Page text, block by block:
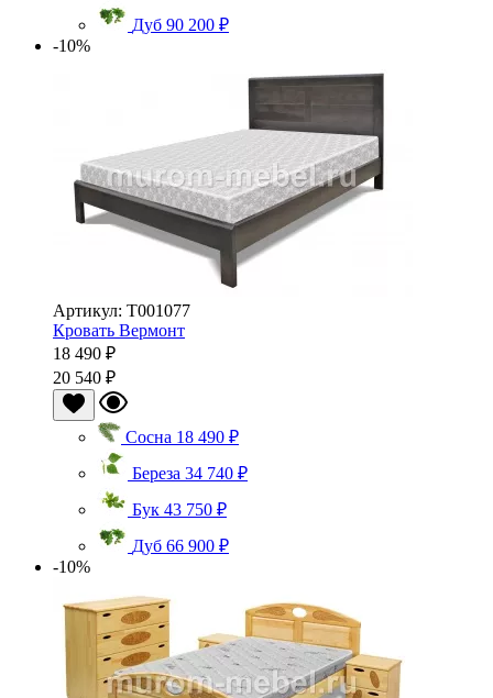
Дуб 90 200 ₽
-10%
Артикул: Т001077
Кровать Вермонт
18 490 ₽
20 540 ₽
Сосна 18 490 ₽
Береза 34 740 ₽
Бук 43 750 ₽
Дуб 66 900 ₽
-10%